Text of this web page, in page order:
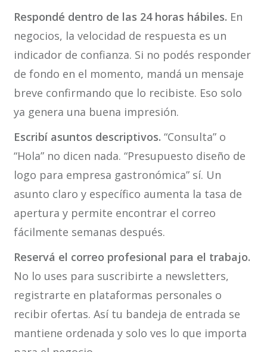
Respondé dentro de las 24 horas hábiles. En
negocios, la velocidad de respuesta es un
indicador de confianza. Si no podés responder
de fondo en el momento, mandá un mensaje
breve confirmando que lo recibiste. Eso solo
ya genera una buena impresión.
Escribí asuntos descriptivos. “Consulta” o
“Hola” no dicen nada. “Presupuesto diseño de
logo para empresa gastronómica” sí. Un
asunto claro y específico aumenta la tasa de
apertura y permite encontrar el correo
fácilmente semanas después.
Reservá el correo profesional para el trabajo.
No lo uses para suscribirte a newsletters,
registrarte en plataformas personales o
recibir ofertas. Así tu bandeja de entrada se
mantiene ordenada y solo ves lo que importa